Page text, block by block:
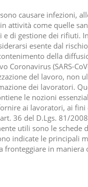
causare infezioni,
attività come quelle
e di gestione dei rifiuti.
esente dal
della
Coronavirus (SARS-
del lavoro, non
dei lavoratori.
le nozioni
ai lavoratori, ai
36 del D.Lgs. 81/
utili sono le schede
indicate le principali
fronteggiare in